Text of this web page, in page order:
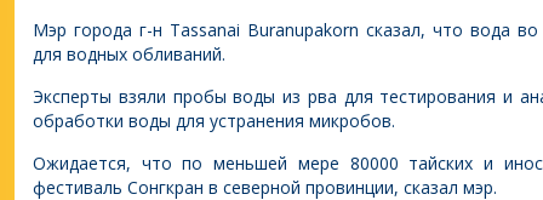
Мэр города г-н Tassanai Buranupakorn сказал, что вода
для водных обливаний.
Эксперты взяли пробы воды из рва для тестирования и
обработки воды для устранения микробов.
Ожидается, что по меньшей мере 80000 тайских и
фестиваль Сонгкран в северной провинции, сказал мэр.